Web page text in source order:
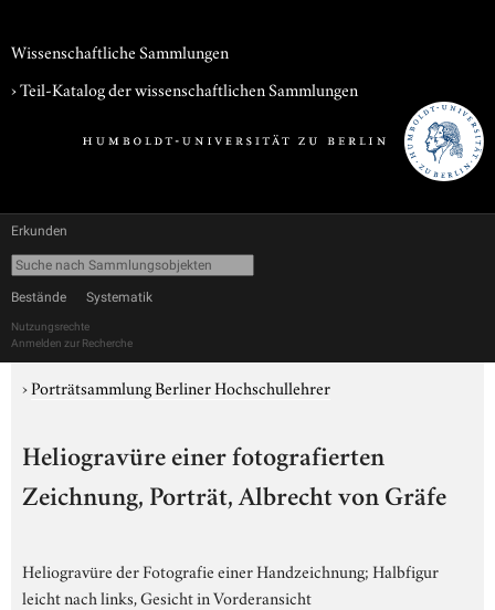
Wissenschaftliche Sammlungen
› Teil-Katalog der wissenschaftlichen Sammlungen
Erkunden
Bestände Systematik
Nutzungsrechte
Anmelden zur Recherche
›Porträtsammlung Berliner Hochschullehrer
Heliogravüre einer fotografierten
Zeichnung, Porträt, Albrecht von Gräfe
Heliogravüre der Fotografie einer Handzeichnung; Halbfigur
leicht nach links, Gesicht in Vorderansicht